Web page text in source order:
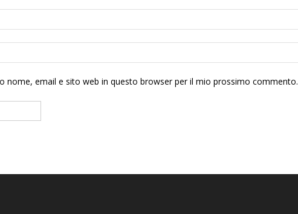
nome, email e sito web in questo browser per il mio prossimo commento.